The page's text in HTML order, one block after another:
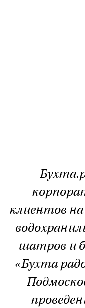
клиентов на
шатров и
«Бухта